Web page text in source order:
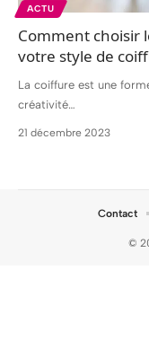
ACTU
Comment choisir
votre style de
La coiffure est une
créativité…
21 décembre 2023
©
Contact